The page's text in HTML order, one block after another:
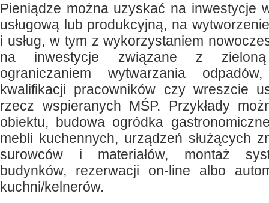
Pieniądze można uzyskać na inwestycje
usługową lub produkcyjną, na
i usług, w tym z wykorzystaniem
na inwestycje związane z
ograniczaniem wytwarzania
kwalifikacji pracowników czy wreszcie
rzecz wspieranych MŚP. Przykłady
obiektu, budowa ogródka
mebli kuchennych, urządzeń służących
surowców i materiałów, montaż
budynków, rezerwacji on-line albo
kuchni/kelnerów.